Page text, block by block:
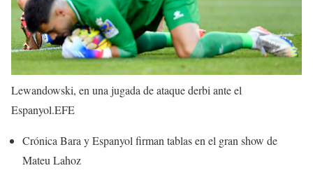
Lewandowski, en una jugada de ataque derbi ante el
Espanyol.EFE
CrónicaBara y Espanyol firman tablas en el gran show de
Mateu Lahoz